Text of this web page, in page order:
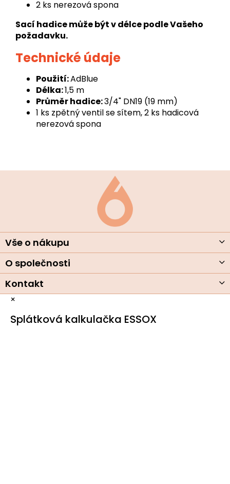
2 ks nerezová spona
Sací hadice může být v délce podle Vašeho
požadavku.
Technické údaje
Použití:AdBlue
Délka:1,5 m
Průměr hadice:3/4" DN19 (19 mm)
1 ks zpětný ventil se sítem, 2 ks hadicová
nerezová spona
Z
í
Vše o nákupu
O společnosti
Kontakt
×
Splátková kalkulačka ESSOX